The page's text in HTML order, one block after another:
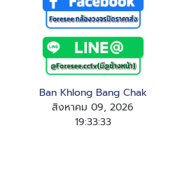
Ban Khlong Bang Chak
สิงหาคม 09, 2026
19:33:34